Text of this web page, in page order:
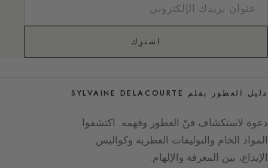
اشترِك
دليل العطور بقلم SYLVAINE DELACOURTE
دعوة لاستكشاف فنّ العطور وفهمه. اكتشفوا
المواد الخام والتوليفات العطرية وكواليس
الإبداع، بين المعرفة والإلهام.